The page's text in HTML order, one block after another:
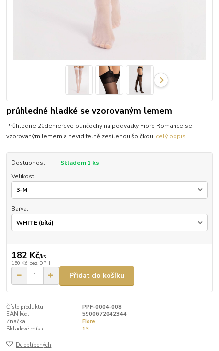
průhledné hladké se vzorovaným lemem
Průhledné 20denierové punčochy na podvazky Fiore Romance se
vzorovaným lemem a neviditelně zesílenou špičkou. celý popis
Dostupnost
Skladem 1 ks
Velikost:
Barva:
182 Kč/ks
150 Kč bez DPH
Přidat do košíku
Číslo produktu:
PPF-0004-008
EAN kód:
5900672042344
Značka:
Fiore
Skladové místo:
13
Do oblíbených